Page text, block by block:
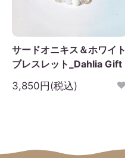
サードオニキス＆ホワイト
ブレスレット_Dahlia Gift
3,850円(税込)